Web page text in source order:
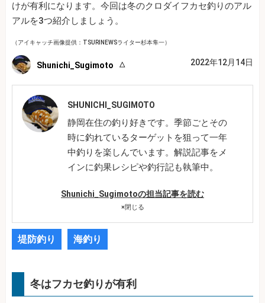
けが有利になります。今回は冬のクロダイフカセ釣りのアル
アルを3つ紹介しましょう。
（アイキャッチ画像提供：TSURINEWSライター杉本隼一）
Shunichi_Sugimoto 2022年12月14日
SHUNICHI_SUGIMOTO
静岡在住の釣り好きです。季節ごとその
時に釣れているターゲットを狙って一年
中釣りを楽しんでいます。解説記事をメ
インに釣果レシピや釣行記も執筆中。
Shunichi_Sugimotoの担当記事を読む
×閉じる
堤防釣り 海釣り
冬はフカセ釣りが有利